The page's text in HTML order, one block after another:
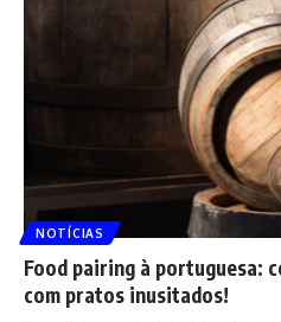
NOTÍCIAS
Food pairing à portuguesa:
com pratos inusitados!